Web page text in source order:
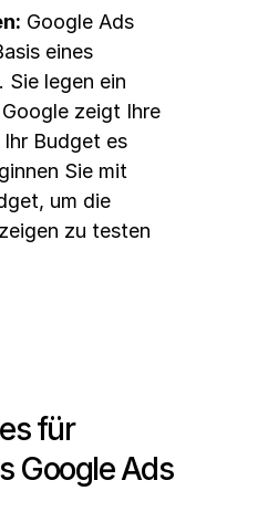
Google Ads
eines
Sie legen ein
zeigt Ihre
Budget es
Sie mit
um die
zu testen
für
Google Ads